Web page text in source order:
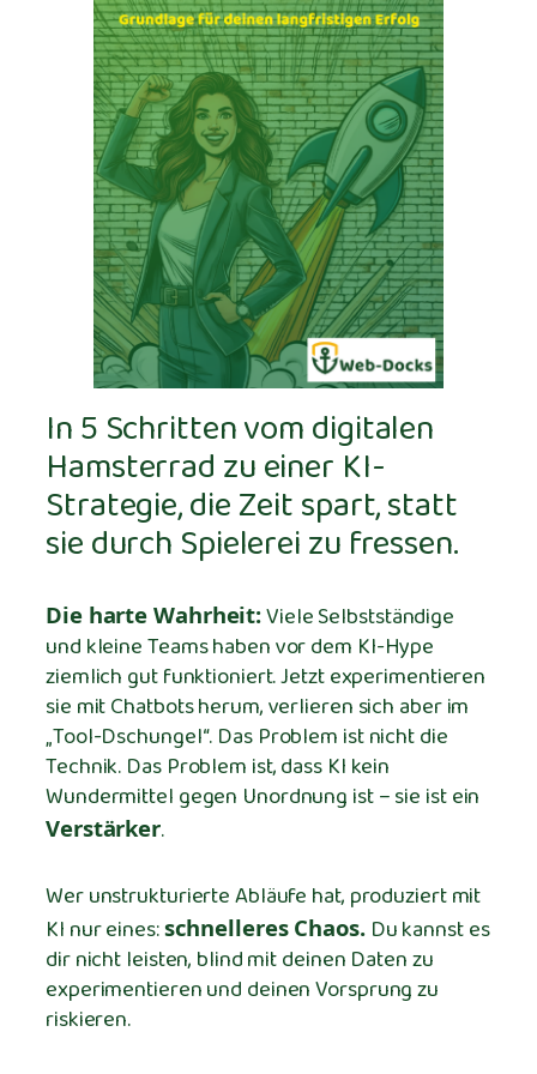
In 5 Schritten vom digitalen
Hamsterrad zu einer KI-
Strategie, die Zeit spart, statt
sie durch Spielerei zu fressen.
Die harte Wahrheit:Viele Selbstständige
und kleine Teams haben vor dem KI-Hype
ziemlich gut funktioniert. Jetzt experimentieren
sie mit Chatbots herum, verlieren sich aber im
„Tool-Dschungel“. Das Problem ist nicht die
Technik. Das Problem ist, dass KI kein
Wundermittel gegen Unordnung ist – sie ist ein
Verstärker.
Wer unstrukturierte Abläufe hat, produziert mit
KI nur eines:schnelleres Chaos.Du kannst es
dir nicht leisten, blind mit deinen Daten zu
experimentieren und deinen Vorsprung zu
riskieren.